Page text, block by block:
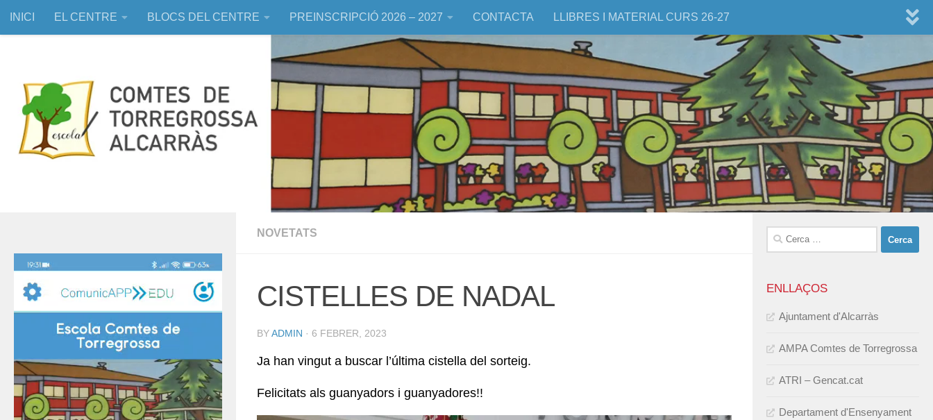
Skip to content
INICI EL CENTRE BLOCS DEL CENTRE PREINSCRIPCIÓ 2026 – 2027 CONTACTA LLIBRES I MATERIAL CURS 26-27
NOVETATS
CISTELLES DE NADAL
BYADMIN · 6 FEBRER, 2023
Ja han vingut a buscar l’última cistella del sorteig.
Felicitats als guanyadors i guanyadores!!
Reproductor
vídeo
Cerca:
ENLLAÇOS
Ajuntament d'Alcarràs
AMPA Comtes de Torregrossa
ATRI – Gencat.cat
Departament d'Ensenyament